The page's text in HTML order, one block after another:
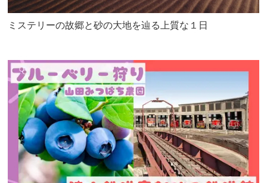
ミステリーの故郷と砂の大地を辿る上質な１日